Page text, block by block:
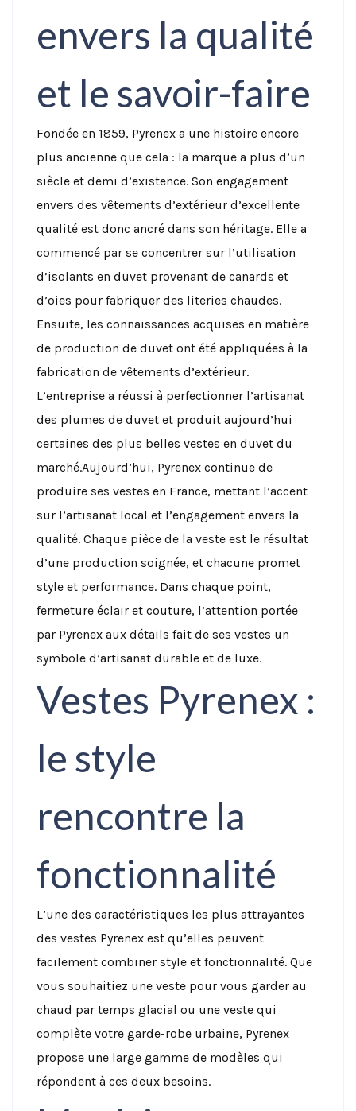
envers la qualité
et le savoir-faire
Fondée en 1859, Pyrenex a une histoire encore
plus ancienne que cela : la marque a plus d’un
siècle et demi d’existence. Son engagement
envers des vêtements d’extérieur d’excellente
qualité est donc ancré dans son héritage. Elle a
commencé par se concentrer sur l’utilisation
d’isolants en duvet provenant de canards et
d’oies pour fabriquer des literies chaudes.
Ensuite, les connaissances acquises en matière
de production de duvet ont été appliquées à la
fabrication de vêtements d’extérieur.
L’entreprise a réussi à perfectionner l’artisanat
des plumes de duvet et produit aujourd’hui
certaines des plus belles vestes en duvet du
marché.Aujourd’hui, Pyrenex continue de
produire ses vestes en France, mettant l’accent
sur l’artisanat local et l’engagement envers la
qualité. Chaque pièce de la veste est le résultat
d’une production soignée, et chacune promet
style et performance. Dans chaque point,
fermeture éclair et couture, l’attention portée
par Pyrenex aux détails fait de ses vestes un
symbole d’artisanat durable et de luxe.
Vestes Pyrenex :
le style
rencontre la
fonctionnalité
L’une des caractéristiques les plus attrayantes
des vestes Pyrenex est qu’elles peuvent
facilement combiner style et fonctionnalité. Que
vous souhaitiez une veste pour vous garder au
chaud par temps glacial ou une veste qui
complète votre garde-robe urbaine, Pyrenex
propose une large gamme de modèles qui
répondent à ces deux besoins.